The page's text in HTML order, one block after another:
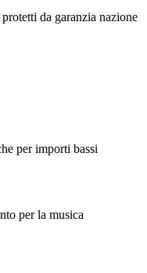
da garanzia nazione
per importi bassi
per la musica